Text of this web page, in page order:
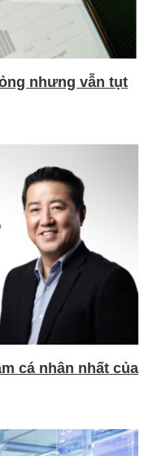
nhưng vẫn tụt
cá nhân nhất của